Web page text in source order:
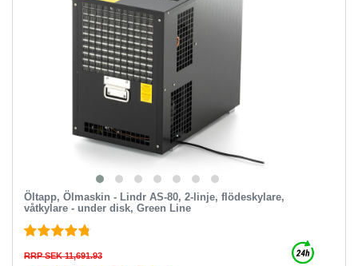
Öltapp, Ölmaskin - Lindr AS-80, 2-linje, flödeskylare,
våtkylare - under disk, Green Line
RRP SEK 11,691.93